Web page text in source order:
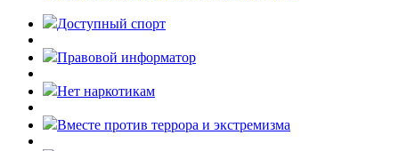
Доступный спорт
Правовой информатор
Нет наркотикам
Вместе против террора и экстремизма